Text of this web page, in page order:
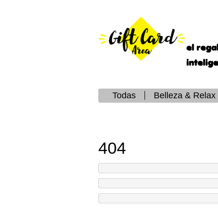
el
Todas Belleza & Relax
404